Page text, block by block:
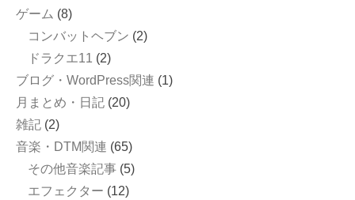
ゲーム (8)
コンバットヘブン (2)
ドラクエ11 (2)
ブログ・WordPress関連 (1)
月まとめ・日記 (20)
雑記 (2)
音楽・DTM関連 (65)
その他音楽記事 (5)
エフェクター (12)